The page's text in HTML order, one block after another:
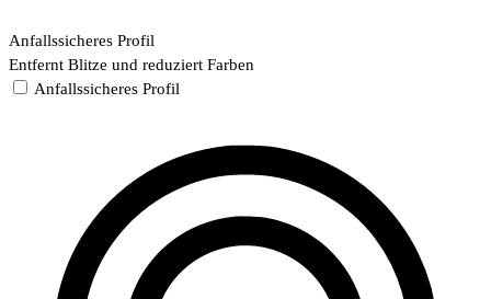
Anfallssicheres Profil
Entfernt Blitze und reduziert Farben
Anfallssicheres Profil